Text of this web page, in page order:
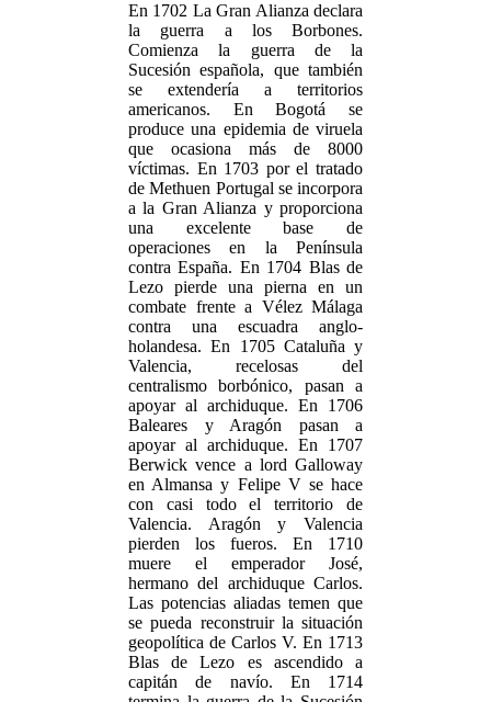
En 1702 La Gran Alianza declara
la guerra a los Borbones.
Comienza la guerra de la
Sucesión española, que también
se extendería a territorios
americanos. En Bogotá se
produce una epidemia de viruela
que ocasiona más de 8000
víctimas. En 1703 por el tratado
de Methuen Portugal se incorpora
a la Gran Alianza y proporciona
una excelente base de
operaciones en la Península
contra España. En 1704 Blas de
Lezo pierde una pierna en un
combate frente a Vélez Málaga
contra una escuadra anglo-
holandesa. En 1705 Cataluña y
Valencia, recelosas del
centralismo borbónico, pasan a
apoyar al archiduque. En 1706
Baleares y Aragón pasan a
apoyar al archiduque. En 1707
Berwick vence a lord Galloway
en Almansa y Felipe V se hace
con casi todo el territorio de
Valencia. Aragón y Valencia
pierden los fueros. En 1710
muere el emperador José,
hermano del archiduque Carlos.
Las potencias aliadas temen que
se pueda reconstruir la situación
geopolítica de Carlos V. En 1713
Blas de Lezo es ascendido a
capitán de navío. En 1714